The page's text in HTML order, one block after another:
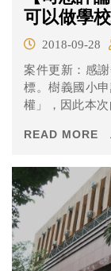
可以做學
2018-09-28
案件更新：感
標。樹義國小
權」，因此本
READ MORE